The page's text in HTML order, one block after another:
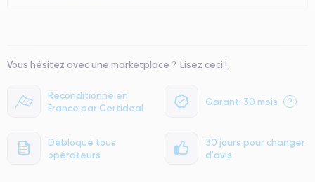
Reconditionné en
France par Certideal
Garanti 30 mois ?
Débloqué tous
opérateurs
30 jours pour changer
d'avis
Vous hésitez avec une marketplace ? Lisez ceci !